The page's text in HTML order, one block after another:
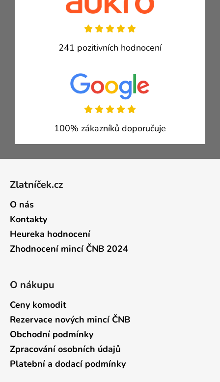
241 pozitivních hodnocení
100% zákazníků doporučuje
Zlatníček.cz
O nás
Kontakty
Heureka hodnocení
Zhodnocení mincí ČNB 2024
O nákupu
Ceny komodit
Rezervace nových mincí ČNB
Obchodní podmínky
Zpracování osobních údajů
Platební a dodací podmínky